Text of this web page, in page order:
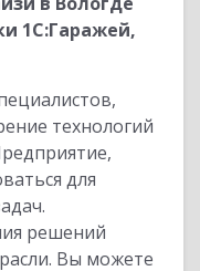
1С:Гаражей,
технологий
для
решений
Вы можете